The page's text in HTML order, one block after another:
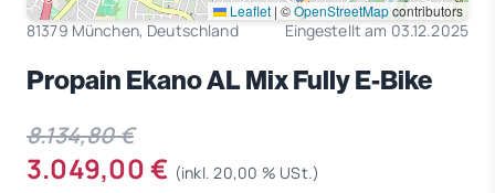
Leaflet | ©OpenStreetMapcontributors
81379 München, Deutschland Eingestellt am 03.12.2025
Propain Ekano AL Mix Fully E-Bike
8.134,80 €
3.049,00 € (inkl. 20,00 % USt.)